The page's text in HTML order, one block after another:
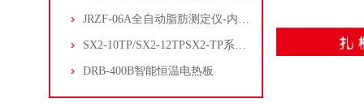
JRZF-06A全自动脂肪测定仪-内置电子制冷系统
SX2-10TP/SX2-12TPSX2-TP系列经济型陶瓷纤维马弗炉
DRB-400B智能恒温电热板